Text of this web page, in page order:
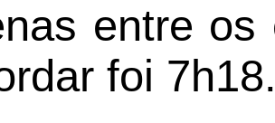
entre
foi